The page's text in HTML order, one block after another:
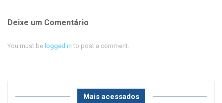
Deixe um Comentário
You must be logged in to post a comment.
Mais acessados